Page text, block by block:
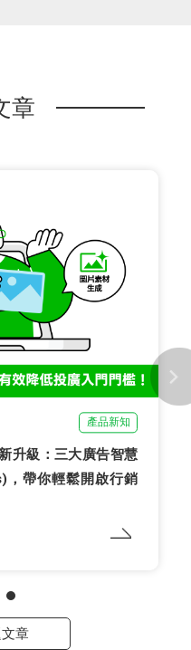
章
產品新知
好辨識、互動更安心
章